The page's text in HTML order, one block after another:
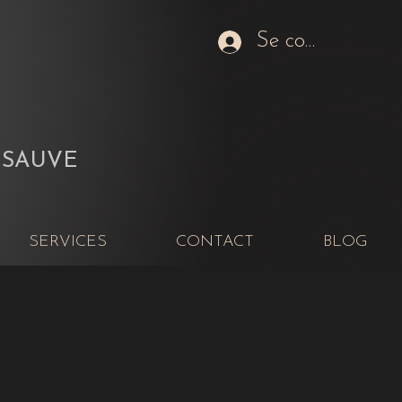
Se connecter
SERVICES CONTACT BLOG